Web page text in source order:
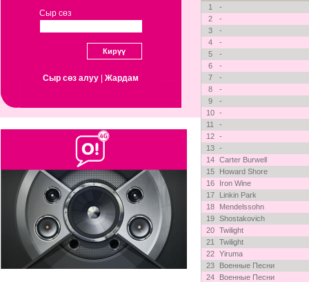
Сыр сөз
Сыр сөз алуу Жардам
1
-
2
-
3
-
4
-
5
-
6
-
7
-
8
-
9
-
10
-
11
-
12
-
13
-
14
Carter Burwell
15
Howard Shore
16
Iron Wine
17
Linkin Park
18
Mendelssohn
19
Shostakovich
20
Twilight
21
Twilight
22
Yiruma
23
Военные Песни
24
Военные Песни